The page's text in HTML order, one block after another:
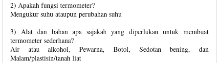
2) Apakah fungsi termometer?
Mengukur suhu ataupun perubahan suhu
3) Alat dan bahan apa sajakah yang diperlukan untuk membuat
termometer sederhana?
Air atau alkohol, Pewarna, Botol, Sedotan bening, dan
Malam/plastisin/tanah liat